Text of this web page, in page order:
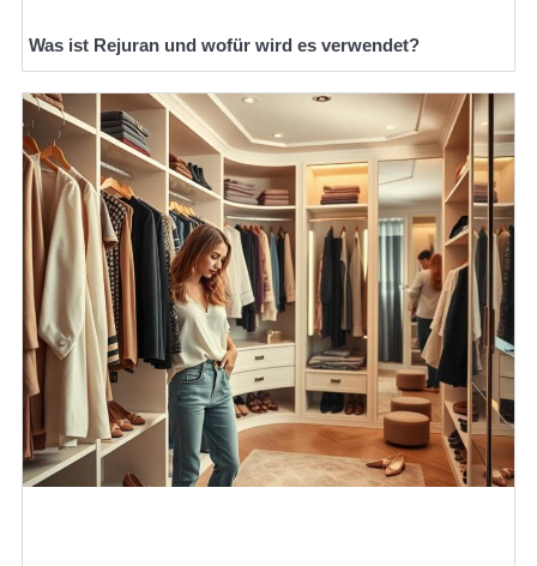
Was ist Rejuran und wofür wird es verwendet?